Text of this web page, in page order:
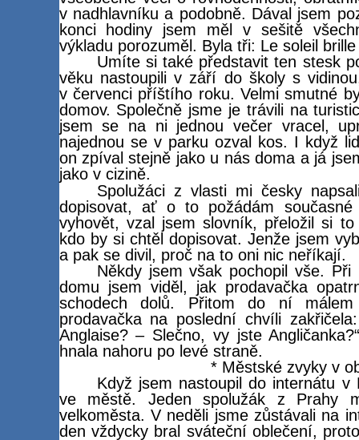
v nadhlavníku a podobně. Dával jsem
konci hodiny jsem měl v sešitě
výkladu porozuměl. Byla tři: Le soleil
Umíte si také představit ten stesk
věku nastoupili v září do školy s
v červenci příštího roku. Velmi smutné
domov. Společně jsme je trávili na
jsem se na ni jednou večer vracel,
najednou se v parku ozval kos. I když
on zpíval stejně jako u nás doma a já
jako v cizině.
Spolužáci z vlasti mi česky
dopisovat, ať o to požádám
vyhovět, vzal jsem slovník, přeložil si
kdo by si chtěl dopisovat. Jenže jsem
a pak se divil, proč na to oni nic neříkají.
Někdy jsem však pochopil vše.
domu jsem viděl, jak prodavačka
schodech dolů. Přitom do ní
prodavačka na poslední chvíli
Anglaise? – Slečno, vy jste
hnala nahoru po levé straně.
* Městské zvyky v
Když jsem nastoupil do internátu
ve městě. Jeden spolužák z Prahy
velkoměsta. V neděli jsme zůstávali na
den vždycky bral sváteční oblečení,